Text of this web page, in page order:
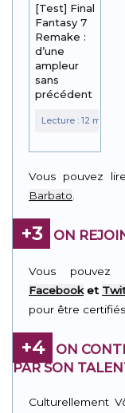
[Test] Final
Fantasy 7
Remake :
d’une
ampleur
sans
précédent
Vous pouvez
Barbato.
+3 ON
Vous pouvez
Facebooket
pour être
+4
ON
PAR SON
Culturellement